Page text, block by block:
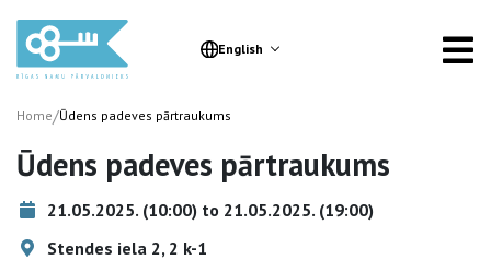
English
Home/Ūdens padeves pārtraukums
Ūdens padeves pārtraukums
21.05.2025. (10:00) to 21.05.2025. (19:00)
Stendes iela 2, 2 k-1